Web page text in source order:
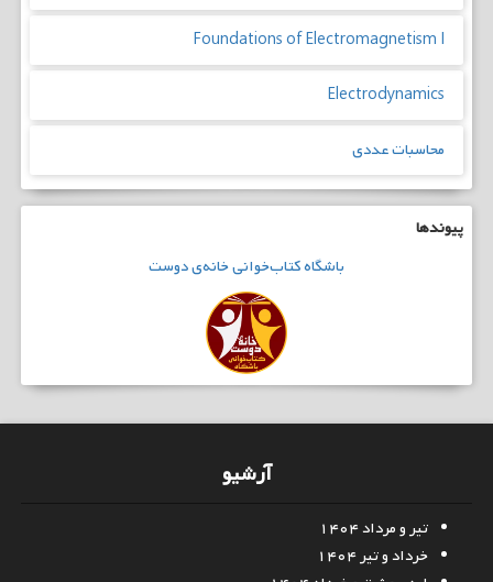
Foundations of Electromagnetism I
Electrodynamics
محاسبات عددی
پیوندها
باشگاهکتاب‌خوانیخانه‌ی دوست
آرشیو
تیر و مرداد ۱۴۰۴
خرداد و تیر ۱۴۰۴